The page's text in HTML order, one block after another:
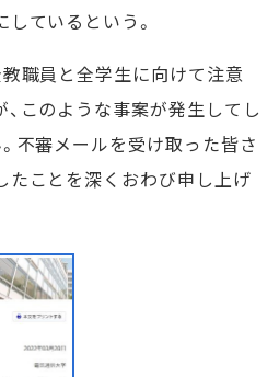
ているという。
職員と全学生に向けて注意
このような事案が発生してし
不審メールを受け取った皆さ
たことを深くおわび申し上げ